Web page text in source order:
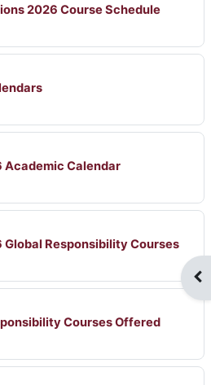
2026 Course ScheduleArchivo
Carpeta
Academic CalendarArchivo
Global Responsibility Courses
Courses OfferedArchivo